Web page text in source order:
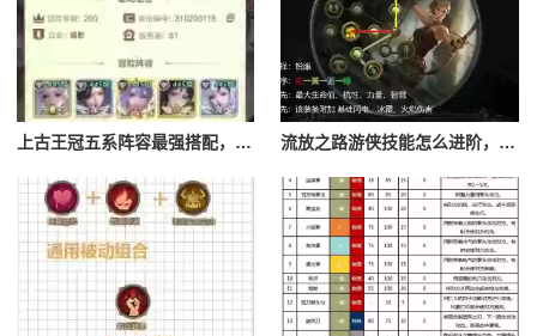
上古王冠五系阵容最强搭配，上古王冠五星排行 流放之路游侠技能怎么进阶，流放之路游侠技能怎么进阶的